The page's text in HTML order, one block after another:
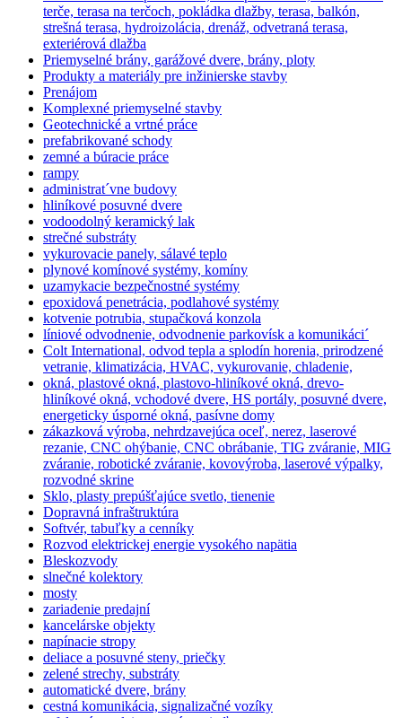
terče, terasa na terčoch, pokládka dlažby, terasa, balkón,
strešná terasa, hydroizolácia, drenáž, odvetraná terasa,
exteriérová dlažba
Priemyselné brány, garážové dvere, brány, ploty
Produkty a materiály pre inžinierske stavby
Prenájom
Komplexné priemyselné stavby
Geotechnické a vrtné práce
prefabrikované schody
zemné a búracie práce
rampy
administrat´vne budovy
hliníkové posuvné dvere
vodoodolný keramický lak
strečné substráty
vykurovacie panely, sálavé teplo
plynové komínové systémy, komíny
uzamykacie bezpečnostné systémy
epoxidová penetrácia, podlahové systémy
kotvenie potrubia, stupačková konzola
líniové odvodnenie, odvodnenie parkovísk a komunikáci´
Colt International, odvod tepla a splodín horenia, prirodzené
vetranie, klimatizácia, HVAC, vykurovanie, chladenie,
okná, plastové okná, plastovo-hliníkové okná, drevo-
hliníkové okná, vchodové dvere, HS portály, posuvné dvere,
energeticky úsporné okná, pasívne domy
zákazková výroba, nehrdzavejúca oceľ, nerez, laserové
rezanie, CNC ohýbanie, CNC obrábanie, TIG zváranie, MIG
zváranie, robotické zváranie, kovovýroba, laserové výpalky,
rozvodné skrine
Sklo, plasty prepúšťajúce svetlo, tienenie
Dopravná infraštruktúra
Softvér, tabuľky a cenníky
Rozvod elektrickej energie vysokého napätia
Bleskozvody
slnečné kolektory
mosty
zariadenie predajní
kancelárske objekty
napínacie stropy
deliace a posuvné steny, priečky
zelené strechy, substráty
automatické dvere, brány
cestná komunikácia, signalizačné vozíky